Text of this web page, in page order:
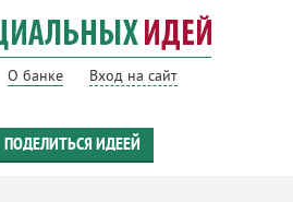
О банке Вход на сайт
ПОДЕЛИТЬСЯ ИДЕЕЙ